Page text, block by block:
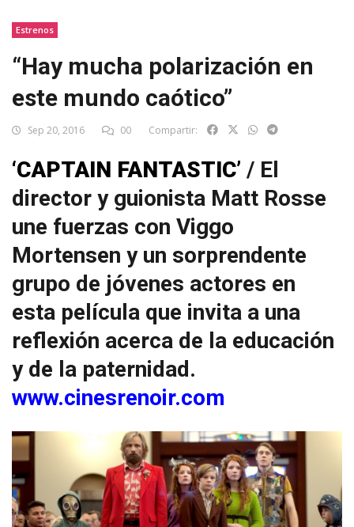
Estrenos
“Hay mucha polarización en
este mundo caótico”
Sep 20, 2016 00 Compartir:
‘CAPTAIN FANTASTIC’ / El
director y guionista Matt Rosse
une fuerzas con Viggo
Mortensen y un sorprendente
grupo de jóvenes actores en
esta película que invita a una
reflexión acerca de la educación
y de la paternidad.
www.cinesrenoir.com